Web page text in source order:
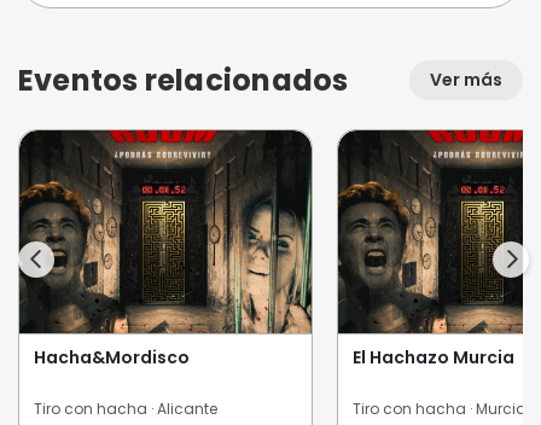
Eventos relacionados Ver más
Hacha&Mordisco
Tiro con hacha · Alicante
El Hachazo Murcia
Tiro con hacha · Murcia